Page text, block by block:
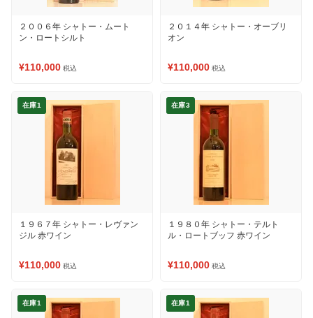
２００６年 シャトー・ムート
ン・ロートシルト
¥110,000 税込
２０１４年 シャトー・オーブリ
オン
¥110,000 税込
在庫1
１９６７年 シャトー・レヴァン
ジル 赤ワイン
¥110,000 税込
在庫3
１９８０年 シャトー・テルト
ル・ロートブッフ 赤ワイン
¥110,000 税込
在庫1 在庫1